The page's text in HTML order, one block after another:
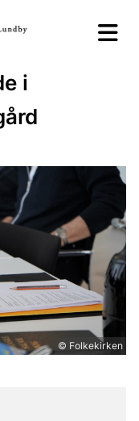
i
© Folkekirken